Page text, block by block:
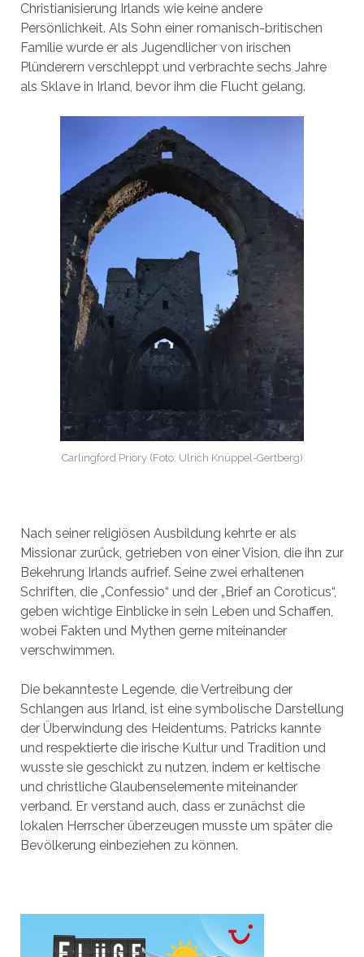
Christianisierung Irlands wie keine andere
Persönlichkeit. Als Sohn einer romanisch-britischen
Familie wurde er als Jugendlicher von irischen
Plünderern verschleppt und verbrachte sechs Jahre
als Sklave in Irland, bevor ihm die Flucht gelang.
Carlingford Priory (Foto: Ulrich Knüppel-Gertberg)
Nach seiner religiösen Ausbildung kehrte er als
Missionar zurück, getrieben von einer Vision, die ihn zur
Bekehrung Irlands aufrief. Seine zwei erhaltenen
Schriften, die „Confessio“ und der „Brief an Coroticus“,
geben wichtige Einblicke in sein Leben und Schaffen,
wobei Fakten und Mythen gerne miteinander
verschwimmen.
Die bekannteste Legende, die Vertreibung der
Schlangen aus Irland, ist eine symbolische Darstellung
der Überwindung des Heidentums. Patricks kannte
und respektierte die irische Kultur und Tradition und
wusste sie geschickt zu nutzen, indem er keltische
und christliche Glaubenselemente miteinander
verband. Er verstand auch, dass er zunächst die
lokalen Herrscher überzeugen musste um später die
Bevölkerung einbeziehen zu können.